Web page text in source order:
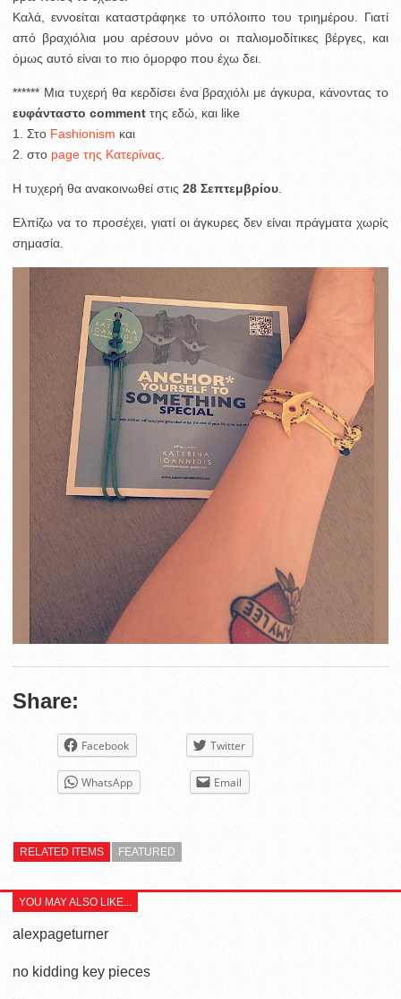
Καλά, εννοείται καταστράφηκε το υπόλοιπο του τριημέρου. Γιατί
από βραχιόλια μου αρέσουν μόνο οι παλιομοδίτικες βέργες, και
όμως αυτό είναι το πιο όμορφο που έχω δει.
****** Μια τυχερή θα κερδίσει ένα βραχιόλι με άγκυρα, κάνοντας το
ευφάνταστο comment της εδώ, και like
1. Στο Fashionism και
2. στο page της Κατερίνας
H τυχερή θα ανακοινωθεί στις 28 Σεπτεμβρίου
Ελπίζω να το προσέχει, γιατί οι άγκυρες δεν είναι πράγματα χωρίς
σημασία.
Share:
Facebook Twitter
WhatsApp Email
RELATED ITEMS FEATURED
YOU MAY ALSO LIKE...
alexpageturner
no kidding key pieces